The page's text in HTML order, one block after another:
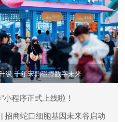
级 千年宋韵碰撞数字未来
小程序正式上线啦！
招商蛇口细胞基因未来谷启动